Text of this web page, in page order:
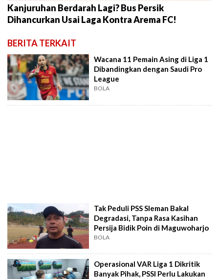
Kanjuruhan Berdarah Lagi? Bus Persik
Dihancurkan Usai Laga Kontra Arema FC!
BERITA TERKAIT
Wacana 11 Pemain Asing di Liga 1
Dibandingkan dengan Saudi Pro
League
BOLA
Tak Peduli PSS Sleman Bakal
Degradasi, Tanpa Rasa Kasihan
Persija Bidik Poin di Maguwoharjo
BOLA
Operasional VAR Liga 1 Dikritik
Banyak Pihak, PSSI Perlu Lakukan